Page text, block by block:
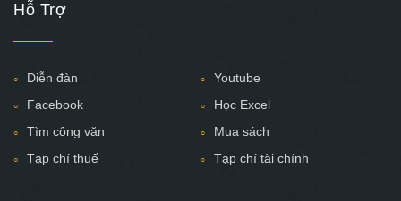
Hỗ Trợ
Diễn đàn
Youtube
Facebook
Học Excel
Tìm công văn
Mua sách
Tạp chí thuế
Tạp chí tài chính